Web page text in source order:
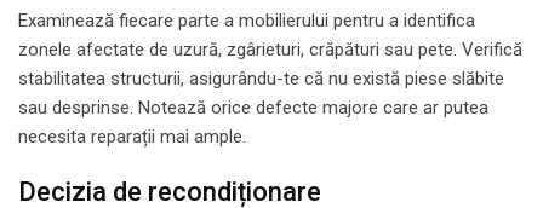
Examinează fiecare parte a mobilierului pentru a identifica
zonele afectate de uzură, zgârieturi, crăpături sau pete. Verifică
stabilitatea structurii, asigurându-te că nu există piese slăbite
sau desprinse. Notează orice defecte majore care ar putea
necesita reparații mai ample.
Decizia de recondiționare